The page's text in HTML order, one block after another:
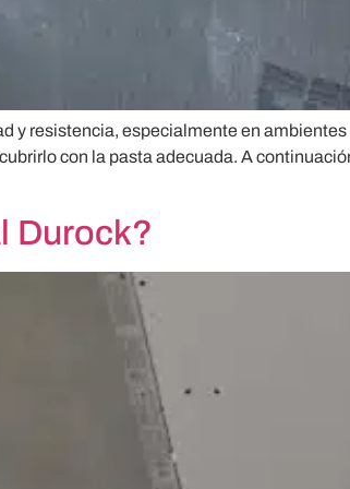
y resistencia, especialmente en
con la pasta adecuada. A
Durock?